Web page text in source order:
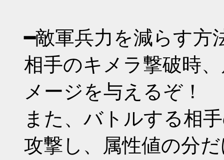
━敵軍兵力を減らす
相手のキメラ撃破時
メージを与えるぞ！
また、バトルする相
攻撃し、属性値の分